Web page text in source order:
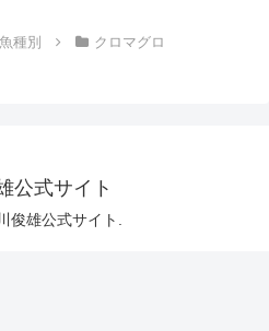
魚種別 クロマグロ
公式サイト
俊雄公式サイト.